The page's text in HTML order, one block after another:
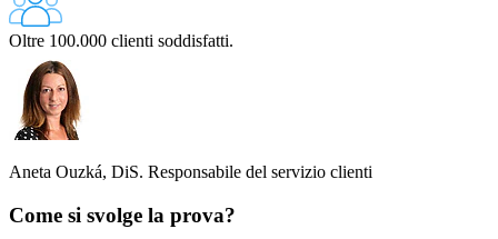
Oltre 100.000 clienti soddisfatti.
Aneta Ouzká, DiS. Responsabile del servizio clienti
Come si svolge la prova?